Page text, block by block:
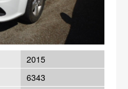
2015
6343